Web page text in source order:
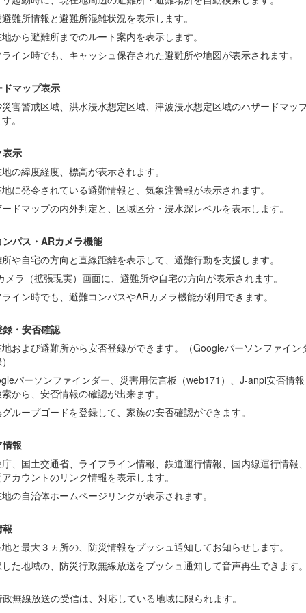
難所情報と避難所混雑状況を表示します。
から避難所までのルート案内を表示します。
イン時でも、キャッシュ保存された避難所や地図が表示されます。
マップ表示
害警戒区域、洪水浸水想定区域、津波浸水想定区域のハザードマッ
。
表示
の緯度経度、標高が表示されます。
に発令されている避難情報と、気象注警報が表示されます。
ドマップの内外判定と、区域区分・浸水深レベルを表示します。
パス・ARカメラ機能
や自宅の方向と直線距離を表示して、避難行動を支援します。
メラ（拡張現実）画面に、避難所や自宅の方向が表示されます。
イン時でも、避難コンパスやARカメラ機能が利用できます。
・安否確認
および避難所から安否登録ができます。（Googleパーソンファイン
パーソンファインダー、災害用伝言板（web171）、J-anpi安否情
から、安否情報の確認が出来ます。
ループゴードを登録して、家族の安否確認ができます。
報
、国土交通省、ライフライン情報、鉄道運行情報、国内線運行情報
カウントのリンク情報を表示します。
の自治体ホームページリンクが表示されます。
と最大３ヵ所の、防災情報をプッシュ通知してお知らせします。
た地域の、防災行政無線放送をプッシュ通知して音声再生できます。
無線放送の受信は、対応している地域に限られます。